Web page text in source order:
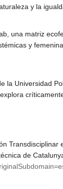
y la
una matriz
y
la Universidad
de